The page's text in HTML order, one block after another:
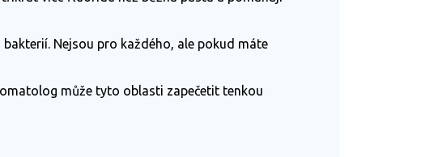
Nejsou pro každého, ale pokud máte
může tyto oblasti zapečetit tenkou